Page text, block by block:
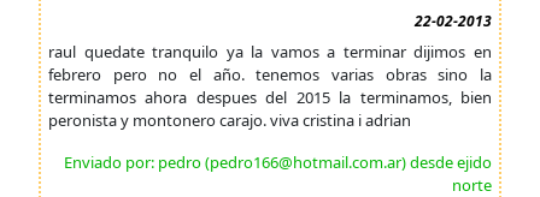
22-02-2013
raul quedate tranquilo ya la vamos a terminar dijimos en
febrero pero no el año. tenemos varias obras sino la
terminamos ahora despues del 2015 la terminamos, bien
peronista y montonero carajo. viva cristina i adrian
Enviado por: pedro (pedro166@hotmail.com.ar) desde ejido
norte